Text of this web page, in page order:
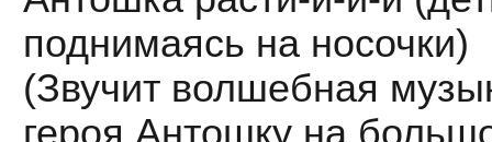
поднимаясь на носочки)
(Звучит волшебная
героя Антошку на